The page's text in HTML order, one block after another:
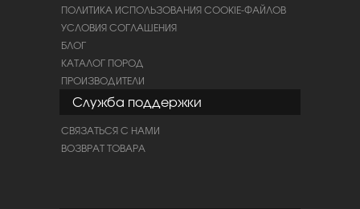
ПОЛИТИКА ИСПОЛЬЗОВАНИЯ COOKIE-ФАЙЛОВ
УСЛОВИЯ СОГЛАШЕНИЯ
БЛОГ
КАТАЛОГ ПОРОД
ПРОИЗВОДИТЕЛИ
Служба поддержки
СВЯЗАТЬСЯ С НАМИ
ВОЗВРАТ ТОВАРА